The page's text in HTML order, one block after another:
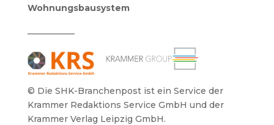
Wohnungsbausystem
© Die SHK-Branchenpost ist ein Service der
Krammer Redaktions Service GmbH und der
Krammer Verlag Leipzig GmbH.